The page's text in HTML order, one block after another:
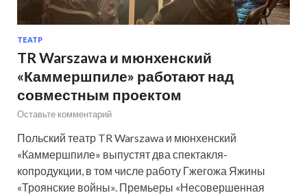
ТЕАТР
TR Warszawa и мюнхенский
«Каммершпиле» работают над
совместным проектом
Оставьте комментарий
Польский театр TR Warszawa и мюнхенский
«Каммершпиле» выпустят два спектакля-
копродукции, в том числе работу Гжегожа Яжины
«Троянские войны». Премьеры «Несовершенная